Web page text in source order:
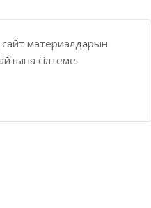
сайт материалдарын
сілтеме